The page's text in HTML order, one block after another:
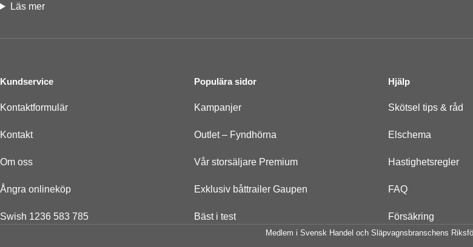
Läs mer
Kundservice
Kontaktformulär
Kontakt
Om oss
Ångra onlineköp
Swish 1236 583 785
Populära sidor
Kampanjer
Outlet – Fyndhörna
Vår storsäljare Premium
Exklusiv båttrailer Gaupen
Bäst i test
Hjälp
Skötsel tips & råd
Elschema
Hastighetsregler
FAQ
Försäkring
Medlem i Svensk Handel och Släpvagnsbranschens